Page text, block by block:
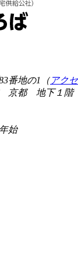
番地の1（ アク
京都 地下１階
始